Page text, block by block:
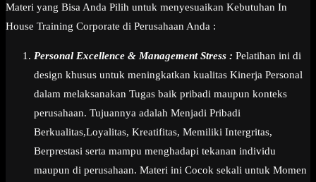
Materi yang Bisa Anda Pilih untuk menyesuaikan Kebutuhan In
House Training Corporate di Perusahaan Anda :
Personal Excellence & Management Stress : Pelatihan ini di
design khusus untuk meningkatkan kualitas Kinerja Personal
dalam melaksanakan Tugas baik pribadi maupun konteks
perusahaan. Tujuannya adalah Menjadi Pribadi
Berkualitas,Loyalitas, Kreatifitas, Memiliki Intergritas,
Berprestasi serta mampu menghadapi tekanan individu
maupun di perusahaan. Materi ini Cocok sekali untuk Momen